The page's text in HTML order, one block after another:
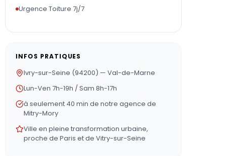
Urgence Toiture 7j/7
INFOS PRATIQUES
Ivry-sur-Seine (94200) — Val-de-Marne
Lun-Ven 7h-19h / Sam 8h-17h
à seulement 40 min de notre agence de
Mitry-Mory
Ville en pleine transformation urbaine,
proche de Paris et de Vitry-sur-Seine